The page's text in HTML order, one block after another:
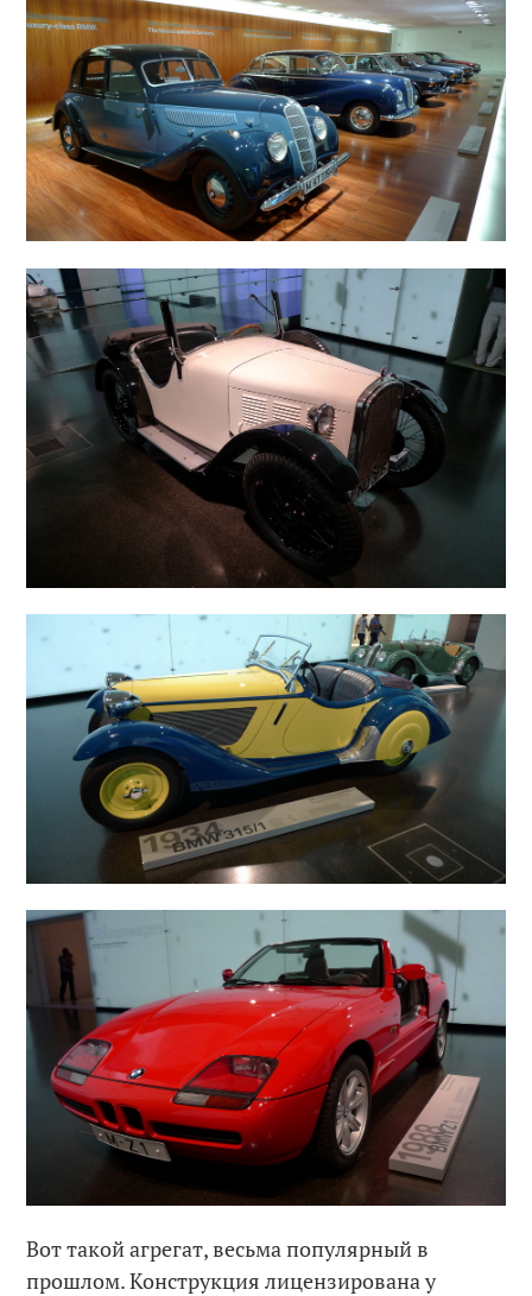
Вот такой агрегат, весьма популярный в
прошлом. Конструкция лицензирована у